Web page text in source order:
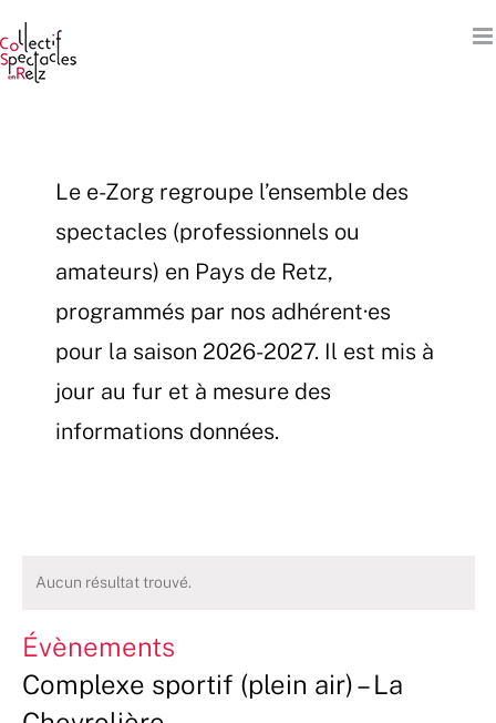
au
contenu
Le e-Zorg regroupe l’ensemble des
spectacles (professionnels ou
amateurs) en Pays de Retz,
programmés par nos adhérent·es
pour la saison 2026-2027. Il est mis à
jour au fur et à mesure des
informations données.
Aucun résultat trouvé.
Évènements
Complexe sportif (plein air) – La